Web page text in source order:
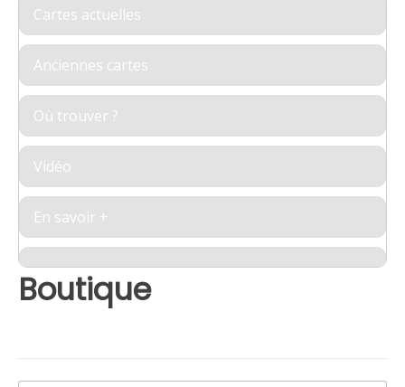
Cartes actuelles
Anciennes cartes
Où trouver ?
Vidéo
En savoir +
Boutique